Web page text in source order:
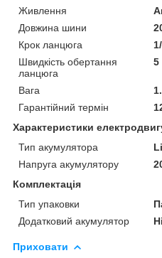
Живлення
Довжина шини
Крок ланцюга
Швидкість обертання
ланцюга
5
Вага
Гарантійний термін
Характеристики
Тип акумулятора
Напруга акумулятору
Комплектація
Тип упаковки
Додатковий акумулятор
Ні
Приховати